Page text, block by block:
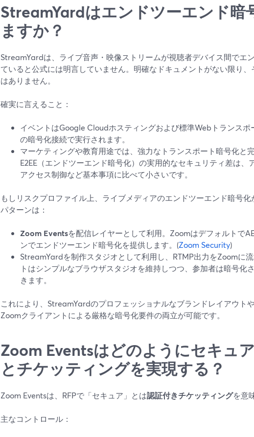
StreamYardはエンドツーエンド暗
ますか？
StreamYardは、ライブ音声・映像ストリームが視聴者デバイス間でエ
ていると公式には明言していません。明確なドキュメントがない限り
はありません。
確実に言えること：
イベントはGoogle Cloudホスティングおよび標準Webトランスポ
の暗号化接続で実行されます。
マーケティングや教育用途では、強力なトランスポート暗号化と
E2EE（エンドツーエンド暗号化）の実用的なセキュリティ差は、
アクセス制御など基本事項に比べて小さいです。
もしリスクプロファイル上、ライブメディアのエンドツーエンド暗号化
パターンは：
Zoom Eventsを配信レイヤーとして利用。Zoomはデフォルトで
ンでエンドツーエンド暗号化を提供します。(Zoom Security)
StreamYardを制作スタジオとして利用し、RTMP出力をZoomに
トはシンプルなブラウザスタジオを維持しつつ、参加者は暗号化
きます。
これにより、StreamYardのプロフェッショナルなブランドレイアウト
Zoomクライアントによる厳格な暗号化要件の両立が可能です。
Zoom Eventsはどのようにセキュ
とチケッティングを実現する？
Zoom Eventsは、RFPで「セキュア」とは認証付きチケッティングを意
主なコントロール：